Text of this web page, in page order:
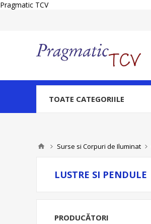
Pragmatic TCV
TOATE CATEGORIILE
Surse si Corpuri de Iluminat
LUSTRE SI PENDULE
PRODUCĂTORI